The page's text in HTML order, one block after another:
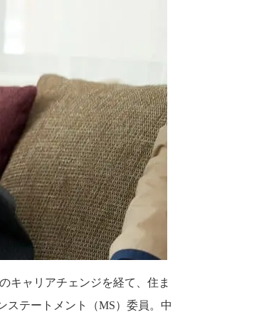
ャリアチェンジを経て、住ま
ステートメント（MS）委員。中